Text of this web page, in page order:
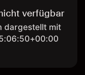
verfügbar
dargestellt mit